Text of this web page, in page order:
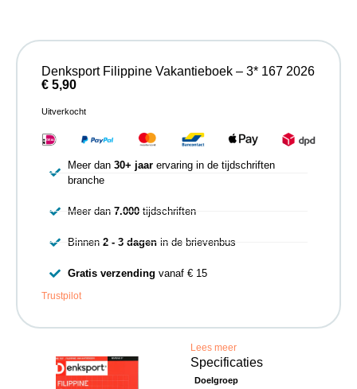
Lees meer
Specificaties
Doelgroep
Denksport Filippine Vakantieboek – 3* 167 2026
€ 5,90
Uitverkocht
Meer dan 30+ jaarervaring in de tijdschriften
branche
Meer dan 7.000tijdschriften
Binnen 2 - 3 dagenin de brievenbus
Gratis verzending vanaf € 15
Trustpilot